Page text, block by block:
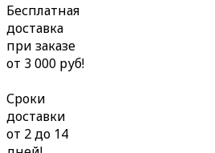
Бесплатная
доставка
при заказе
от 3 000 руб!
Сроки
доставки
от 2 до 14